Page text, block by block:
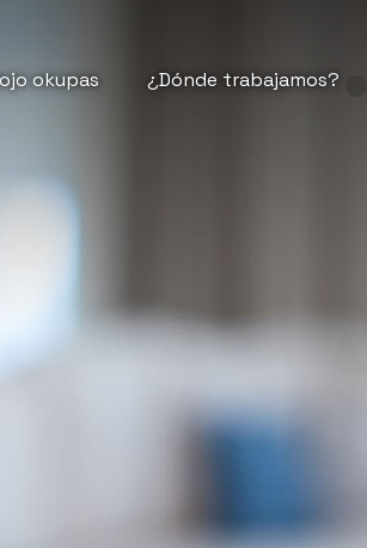
okupas ¿Dónde trabajamos?